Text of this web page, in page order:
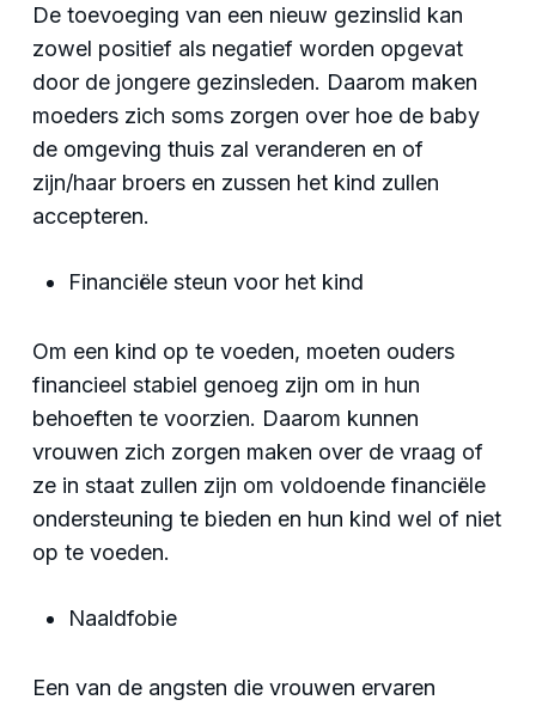
De toevoeging van een nieuw gezinslid kan
zowel positief als negatief worden opgevat
door de jongere gezinsleden. Daarom maken
moeders zich soms zorgen over hoe de baby
de omgeving thuis zal veranderen en of
zijn/haar broers en zussen het kind zullen
accepteren.
Financiële steun voor het kind
Om een ​​kind op te voeden, moeten ouders
financieel stabiel genoeg zijn om in hun
behoeften te voorzien. Daarom kunnen
vrouwen zich zorgen maken over de vraag of
ze in staat zullen zijn om voldoende financiële
ondersteuning te bieden en hun kind wel of niet
op te voeden.
Naaldfobie
Een van de angsten die vrouwen ervaren